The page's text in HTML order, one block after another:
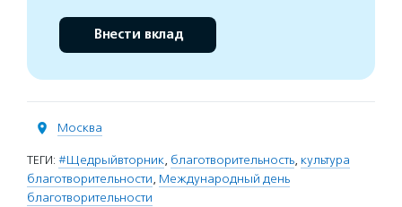
Внести вклад
Москва
ТЕГИ: #Щедрыйвторник, благотворительность, культура
благотворительности, Международный день
благотворительности